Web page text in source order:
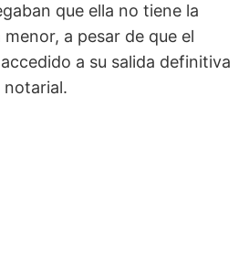
que ella no tiene la
a pesar de que el
a su salida definitiva
notarial.